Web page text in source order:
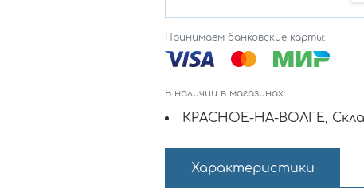
Принимаем банковские карты:
В наличии в магазинах:
КРАСНОЕ-НА-ВОЛГЕ,
Характеристики